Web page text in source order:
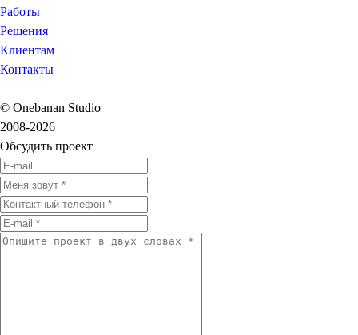
Работы
Решения
Клиентам
Контакты
© Onebanan Studio
2008-2026
Обсудить проект